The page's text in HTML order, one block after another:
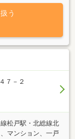
お気軽にお問い合
よりお待ちしてお
う
７－２
松戸駅・北総線北
マンション、一戸